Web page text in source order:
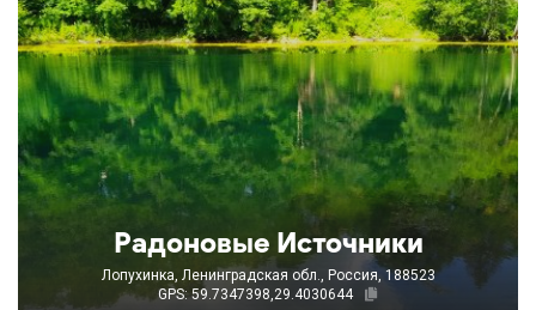
Радоновые Источники
Лопухинка, Ленинградская обл., Россия, 188523
GPS: 59.7347398,29.4030644